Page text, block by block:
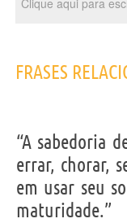
FRASES
“A sabedoria
errar, chorar,
em usar seu
maturidade.”